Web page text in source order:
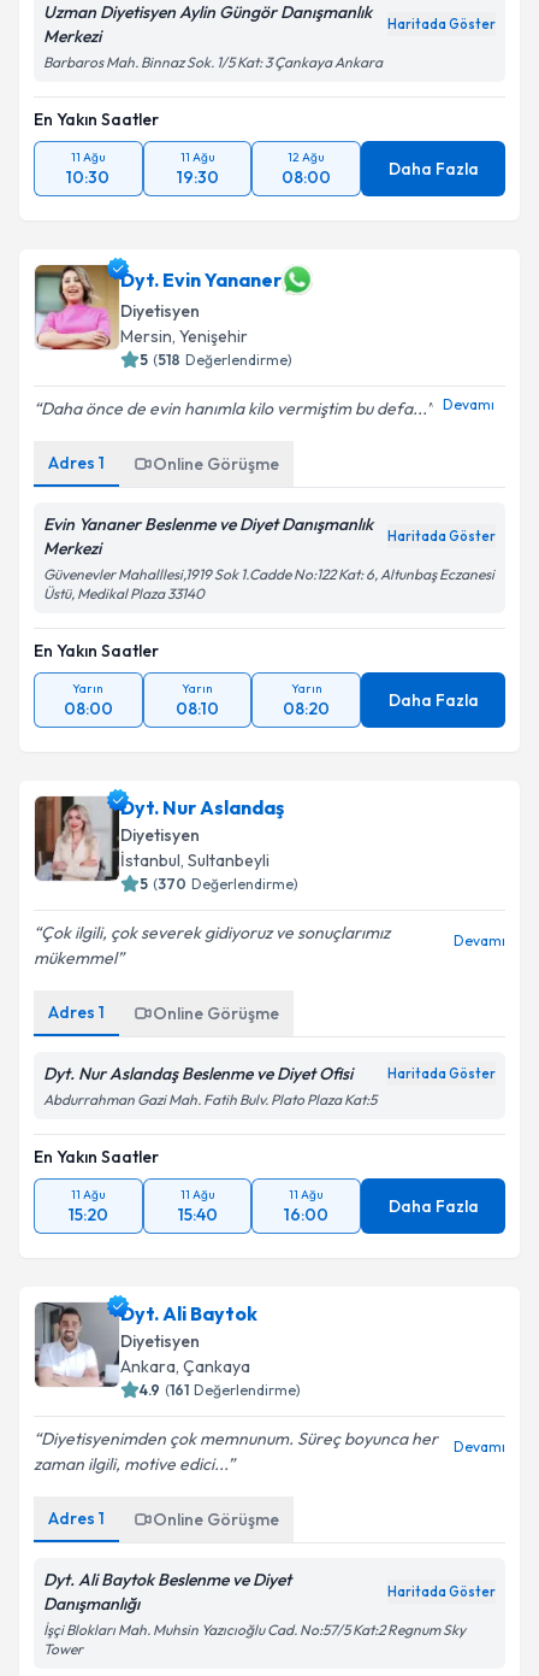
Uzman Diyetisyen Aylin Güngör Danışmanlık
Merkezi
Haritada Göster
Barbaros Mah. Binnaz Sok. 1/5 Kat: 3 Çankaya Ankara
En Yakın Saatler
11 Ağu
10:30
11 Ağu
19:30
12 Ağu
08:00 Daha Fazla
Dyt. Evin Yananer
Diyetisyen
Mersin, Yenişehir
5 (518 Değerlendirme)
Daha önce de evin hanımla kilo vermiştim bu defa... Devamı
Adres 1 Online Görüşme
Evin Yananer Beslenme ve Diyet Danışmanlık
Merkezi
Haritada Göster
Güvenevler Mahalllesi,1919 Sok 1.Cadde No:122 Kat: 6, Altunbaş Eczanesi
Üstü, Medikal Plaza 33140
En Yakın Saatler
Yarın
08:00
Yarın
08:10
Yarın
08:20 Daha Fazla
Dyt. Nur Aslandaş
Diyetisyen
İstanbul, Sultanbeyli
5 (370 Değerlendirme)
Çok ilgili, çok severek gidiyoruz ve sonuçlarımız
mükemmel️
Devamı
Adres 1 Online Görüşme
Dyt. Nur Aslandaş Beslenme ve Diyet Ofisi Haritada Göster
Abdurrahman Gazi Mah. Fatih Bulv. Plato Plaza Kat:5
En Yakın Saatler
11 Ağu
15:20
11 Ağu
15:40
11 Ağu
16:00 Daha Fazla
Dyt. Ali Baytok
Diyetisyen
Ankara, Çankaya
4.9 (161 Değerlendirme)
Diyetisyenimden çok memnunum. Süreç boyunca her
zaman ilgili, motive edici...
Devamı
Adres 1 Online Görüşme
Dyt. Ali Baytok Beslenme ve Diyet
Danışmanlığı
Haritada Göster
İşçi Blokları Mah. Muhsin Yazıcıoğlu Cad. No:57/5 Kat:2 Regnum Sky
Tower